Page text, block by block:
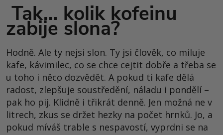
Tak… kolik kofeinu
zabije slona?
Hodně. Ale ty nejsi slon. Ty jsi člověk, co miluje
kafe, kávimilec, co se chce cejtit dobře a třeba se
u toho i něco dozvědět. A pokud ti kafe dělá
radost, zlepšuje soustředění, náladu i pondělí –
pak ho pij. Klidně i třikrát denně. Jen možná ne v
litrech, zkus se držet hezky na počet hrnků. Jo, a
pokud míváš trable s nespavostí, vyprdni se na